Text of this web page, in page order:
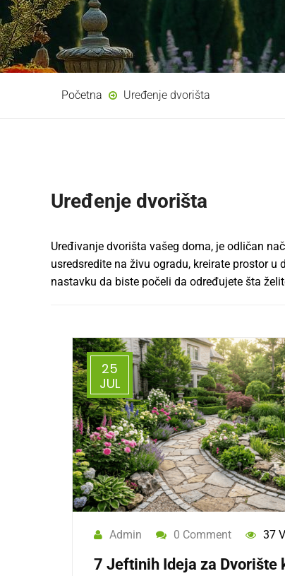
Početna Uređenje dvorišta
Uređenje dvorišta
Uređivanje dvorišta vašeg doma, je odličan
usredsredite na živu ogradu, kreirate prostor
nastavku da biste počeli da određujete šta
25
JUL
Admin 0 Comment 37
7 Jeftinih Ideja za Dvorište